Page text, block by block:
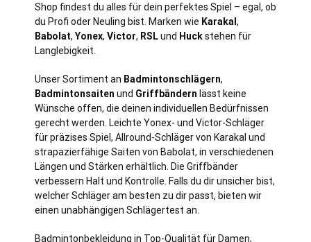
Shop findest du alles für dein perfektes Spiel – egal, ob
du Profi oder Neuling bist. Marken wie Karakal ,
Babolat, Yonex, Victor, RSLund Huckstehen für
Langlebigkeit.
Unser Sortiment an Badmintonschlägern,
Badmintonsaiten und Griffbändern lässt keine
Wünsche offen, die deinen individuellen Bedürfnissen
gerecht werden. Leichte Yonex- und Victor-Schläger
für präzises Spiel, Allround-Schläger von Karakal und
strapazierfähige Saiten von Babolat, in verschiedenen
Längen und Stärken erhältlich. Die Griffbänder
verbessern Halt und Kontrolle. Falls du dir unsicher bist,
welcher Schläger am besten zu dir passt, bieten wir
einen unabhängigen Schlägertest an.
Badmintonbekleidung in Top-Qualität für Damen,